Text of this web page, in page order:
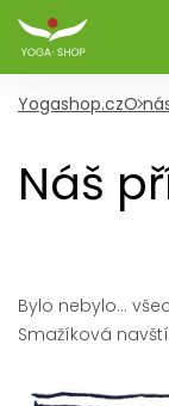
Yogashop.czO
Náš
Bylo nebylo…
Smažíková